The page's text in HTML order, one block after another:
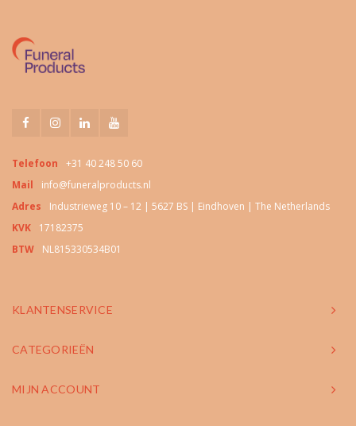
Telefoon
+31 40 248 50 60
Mail
info@funeralproducts.nl
Adres
Industrieweg 10 – 12 | 5627 BS | Eindhoven | The Netherlands
KVK
17182375
BTW
NL815330534B01
KLANTENSERVICE
CATEGORIEËN
MIJN ACCOUNT